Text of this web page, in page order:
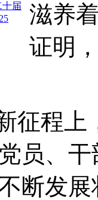
届
滋养
证明
征程
员、
断发